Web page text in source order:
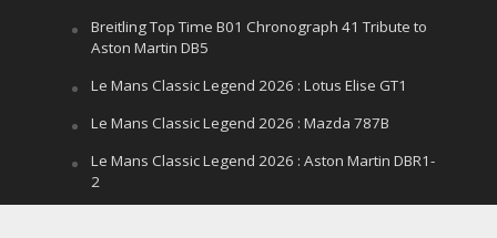
Breitling Top Time B01 Chronograph 41 Tribute to
Aston Martin DB5
Le Mans Classic Legend 2026 : Lotus Elise GT1
Le Mans Classic Legend 2026 : Mazda 787B
Le Mans Classic Legend 2026 : Aston Martin DBR1-
2